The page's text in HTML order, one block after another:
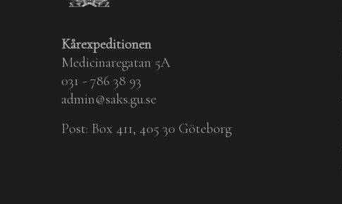
Kårexpeditionen
Medicinaregatan 5A
031 - 786 38 93
admin@saks.gu.se
Post: Box 411, 405 30 Göteborg